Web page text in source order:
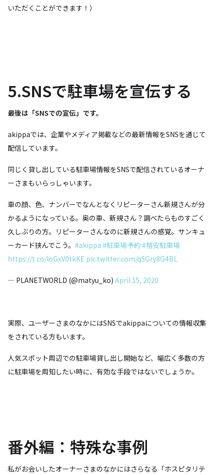
いただくことができます！）
5.SNSで駐車場を宣伝する
最後は「SNSでの宣伝」です。
akippaでは、企業やメディア掲載などの最新情報をSNSを通じて
配信しています。
同じく貸し出している駐車場情報をSNSで配信されているオーナ
ーさまもいらっしゃいます。
車の顔、色、ナンバーでなんとなくリピーターさん新規さんが分
かるようになっている。奥の車、新規さん？調べたらものすごく
久しぶりの方。リピーターさんなのに新規さんの感覚。サンキュ
ーカード挟んでこう。 #akippa #駐車場予約#格安駐車場
https://t.co/loGxV0tkKE pic.twitter.com/qSGry8G4BL
— PLANETWORLD (@matyu_ko) April 15, 2020
実際、ユーザーさまのなかにはSNSでakippaについての情報収集
をされている方もいます。
人気スポット周辺での駐車場貸し出し開始など、幅広く多数の方
に駐車場を周知したい時に、有効な手段ではないでしょうか。
番外編：特殊な事例
私がお会いしたオーナーさまのなかにはさらなる「ホスピタリテ